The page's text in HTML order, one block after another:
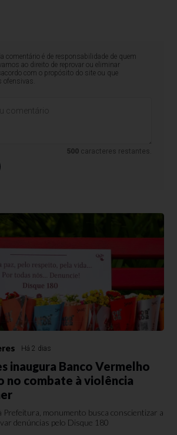
comentário é de responsabilidade de quem
ao direito de reprovar ou eliminar
com o propósito do site ou que
ofensivas.
500 caracteres restantes.
Há 2 dias
inaugura Banco Vermelho
no combate à violência
Prefeitura, monumento busca conscientizar a
denúncias pelo Disque 180